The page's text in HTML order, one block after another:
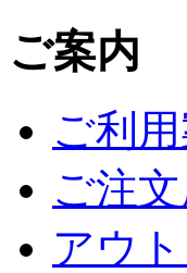
ご案内
ご利
ご注
アウ